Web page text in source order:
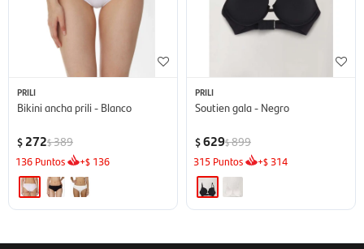
PRILI
Bikini ancha prili - Blanco
$ 272$389
136 Puntos +$ 136
PRILI
Soutien gala - Negro
$629$899
315 Puntos +$ 314